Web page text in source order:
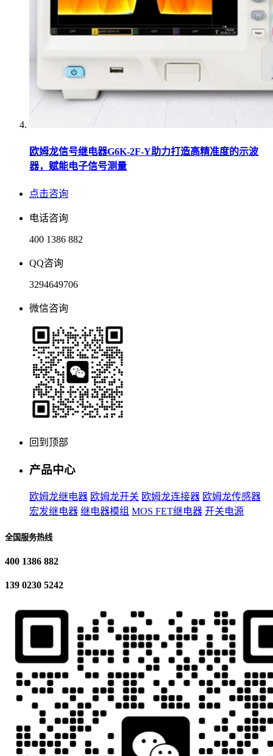
欧姆龙信号继电器G6K-2F-Y助力打造高精准度的示波
器，赋能电子信号测量
点击咨询
电话咨询
400 1386 882
QQ咨询
3294649706
微信咨询
回到顶部
产品中心
欧姆龙继电器 欧姆龙开关 欧姆龙连接器 欧姆龙传感器
宏发继电器 继电器模组 MOS FET继电器 开关电源
全国服务热线
400 1386 882
139 0230 5242